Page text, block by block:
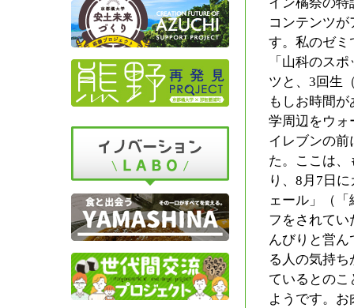
コンテンツ
す。私のゼミ
「山科のス
ツと、3回生
もしお時間
学周辺をウォ
イレブンの
た。ここは
り、8月7日
ェール」（
フをされて
んびりと営
る人の気持
ているとの
ようです。